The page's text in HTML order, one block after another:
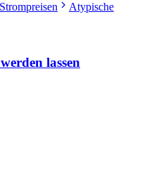
Atypische
lassen